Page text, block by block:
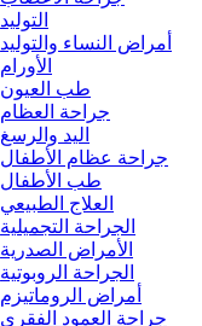
التوليد
أمراض النساء والتوليد
الأورام
طب العيون
جراحة العظام
اليد والرسغ
جراحة عظام الأطفال
طب الأطفال
العلاج الطبيعي
الجراحة التجميلية
الأمراض الصدرية
الجراحة الروبوتية
أمراض الروماتيزم
جراحة العمود الفقري